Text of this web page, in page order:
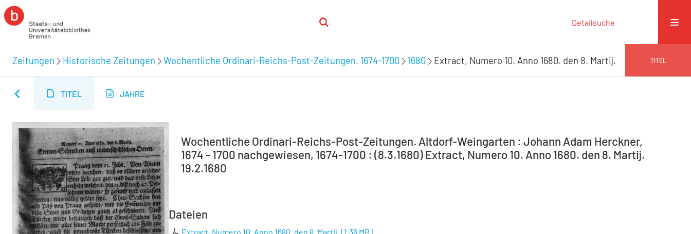
Detailsuche
Zeitungen Historische Zeitungen Wochentliche Ordinari-Reichs-Post-Zeitungen. 1674-1700 1680 Extract, Numero 10. Anno 1680. den 8. Martij. TITEL
TITEL JAHRE
Wochentliche Ordinari-Reichs-Post-Zeitungen. Altdorf-Weingarten : Johann Adam Herckner,
1674 - 1700 nachgewiesen, 1674-1700 : (8.3.1680) Extract, Numero 10. Anno 1680. den 8. Martij.
19.2.1680
Dateien
Extract, Numero 10. Anno 1680. den 8. Martij. [1,36 MB]